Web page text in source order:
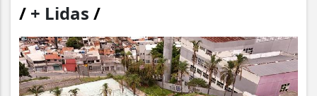
/ + Lidas /